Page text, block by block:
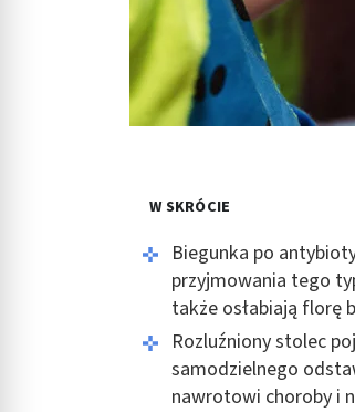
W SKRÓCIE
Biegunka po
przyjmowania tego
także osłabiają florę
Rozluźniony stolec
samodzielnego
nawrotowi choroby i